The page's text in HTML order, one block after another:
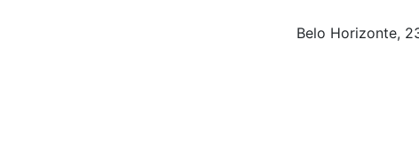
Belo Horizonte,